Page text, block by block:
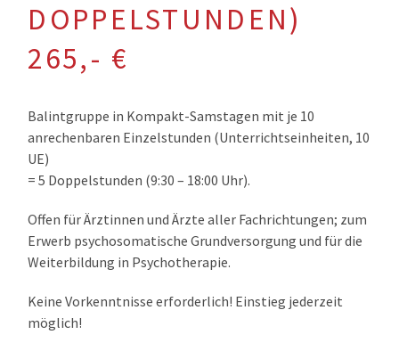
DOPPELSTUNDEN)
265,- €
Balintgruppe in Kompakt-Samstagen mit je 10
anrechenbaren Einzelstunden (Unterrichtseinheiten, 10
UE)
= 5 Doppelstunden (9:30 – 18:00 Uhr).
Offen für Ärztinnen und Ärzte aller Fachrichtungen; zum
Erwerb psychosomatische Grundversorgungund für die
Weiterbildung in Psychotherapie.
Keine Vorkenntnisse erforderlich! Einstieg jederzeit
möglich!